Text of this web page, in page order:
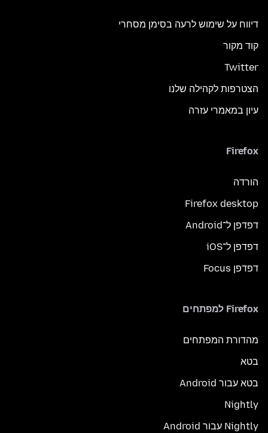
דיווח על שימוש לרעה בסימן מסחרי
קוד מקור
Twitter
הצטרפות לקהילה שלנו
עיון במאמרי עזרה
Firefox
הורדה
Firefox desktop
דפדפן ל־Android
דפדפן ל־iOS
דפדפן Focus
Firefox למפתחים
מהדורת המפתחים
בטא
בטא עבור Android
Nightly
Nightly עבור Android